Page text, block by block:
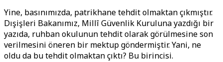
Yine, basınımızda, patrikhane tehdit olmaktan çıkmıştır.
Dışişleri Bakanımız, Millî Güvenlik Kuruluna yazdığı bir
yazıda, ruhban okulunun tehdit olarak görülmesine son
verilmesini öneren bir mektup göndermiştir. Yani, ne
oldu da bu tehdit olmaktan çıktı? Bu birincisi.